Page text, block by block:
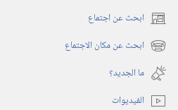
ابحث عن اجتماع (يفتح
نافذة ابحث عن مكان الاجتماع (يفتح
نافذة
جديدة)
ما الجديد؟‏
الفيديوات